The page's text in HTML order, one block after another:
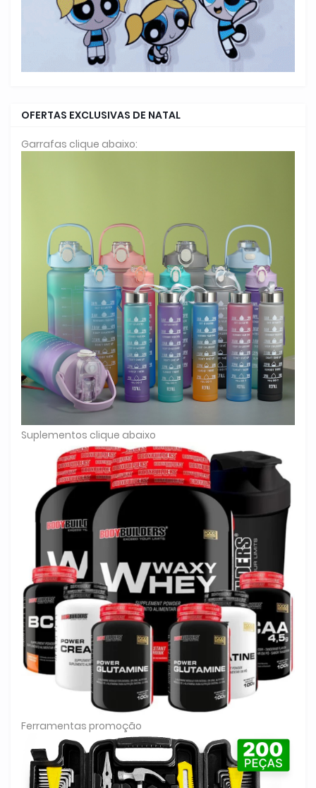
OFERTAS EXCLUSIVAS DE NATAL
Garrafas clique abaixo:
Suplementos clique abaixo
Ferramentas promoção